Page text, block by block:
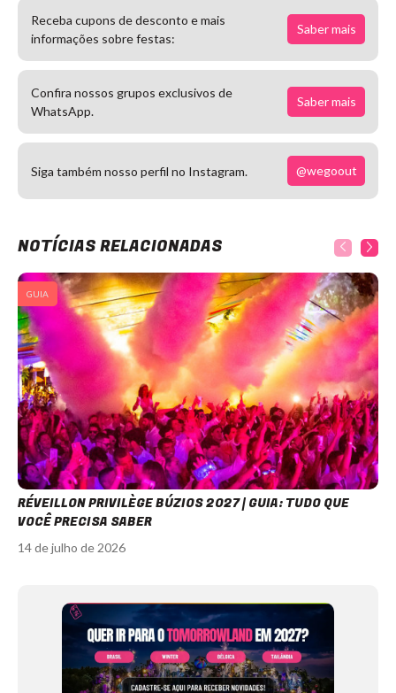
Receba cupons de desconto e mais
informações sobre festas:
Saber mais
Confira nossos grupos exclusivos de
WhatsApp.
Saber mais
Siga também nosso perfil no Instagram. @wegoout
NOTÍCIAS RELACIONADAS
GUIA
RÉVEILLON PRIVILÈGE BÚZIOS 2027 | GUIA: TUDO QUE
VOCÊ PRECISA SABER
14 de julho de 2026